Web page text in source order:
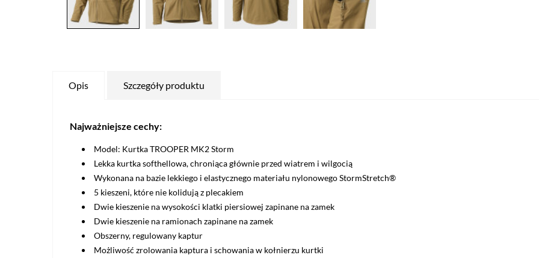
Opis Szczegóły produktu
Najważniejsze cechy:
Model: Kurtka TROOPER MK2 Storm
Lekka kurtka softhellowa, chroniąca głównie przed wiatrem i wilgocią
Wykonana na bazie lekkiego i elastycznego materiału nylonowego StormStretch®
5 kieszeni, które nie kolidują z plecakiem
Dwie kieszenie na wysokości klatki piersiowej zapinane na zamek
Dwie kieszenie na ramionach zapinane na zamek
Obszerny, regulowany kaptur
Możliwość zrolowania kaptura i schowania w kołnierzu kurtki